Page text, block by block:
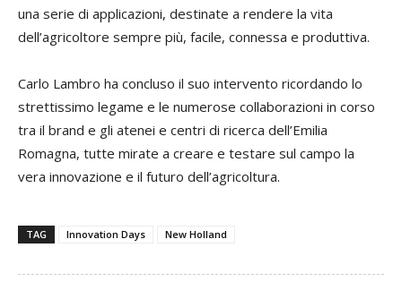
una serie di applicazioni, destinate a rendere la vita
dell’agricoltore sempre più, facile, connessa e produttiva.
Carlo Lambro ha concluso il suo intervento ricordando lo
strettissimo legame e le numerose collaborazioni in corso
tra il brand e gli atenei e centri di ricerca dell’Emilia
Romagna, tutte mirate a creare e testare sul campo la
vera innovazione e il futuro dell’agricoltura.
TAG Innovation Days New Holland